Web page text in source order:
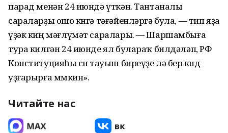
парад менән 24 июндә үткән. Тантаналы
сараларҙы ошо көнгә тәғәйенләргә була, — тип яҙа
үҙәк киң мәғлүмәт саралары. — Шаршамбыға
тура килгән 24 июнде ял булараҡ билдәләп, РФ
Конституцияһы өсөн тауыш биреүҙе лә бер көндө
уҙғарырға мөмкин».
Читайте нас